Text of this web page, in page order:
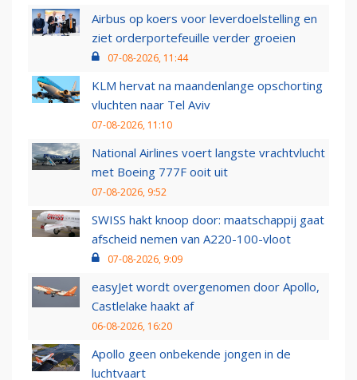
Airbus op koers voor leverdoelstelling en
ziet orderportefeuille verder groeien
07-08-2026, 11:44
KLM hervat na maandenlange opschorting
vluchten naar Tel Aviv
07-08-2026, 11:10
National Airlines voert langste vrachtvlucht
met Boeing 777F ooit uit
07-08-2026, 9:52
SWISS hakt knoop door: maatschappij gaat
afscheid nemen van A220-100-vloot
07-08-2026, 9:09
easyJet wordt overgenomen door Apollo,
Castlelake haakt af
06-08-2026, 16:20
Apollo geen onbekende jongen in de
luchtvaart